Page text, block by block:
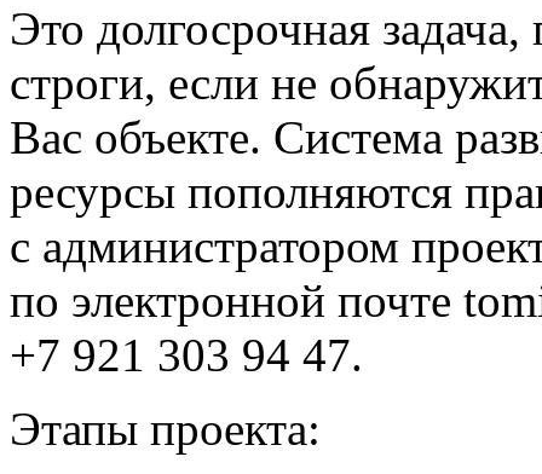
Это долгосрочная
строги, если не
Вас объекте. Система
ресурсы пополняются
с администратором
по электронной почте
+7 921 303 94 47.
Этапы проекта: